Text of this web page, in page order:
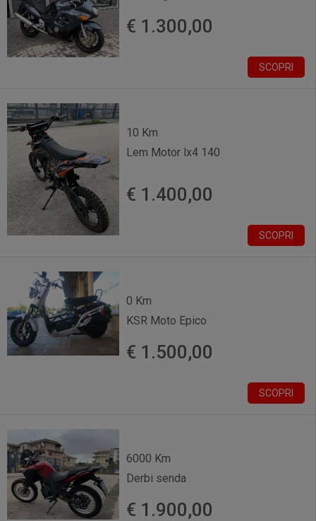
€ 1.300,00
SCOPRI
10 Km
Lem Motor lx4 140
€ 1.400,00
SCOPRI
0 Km
KSR Moto Epico
€ 1.500,00
SCOPRI
6000 Km
Derbi senda
€ 1.900,00